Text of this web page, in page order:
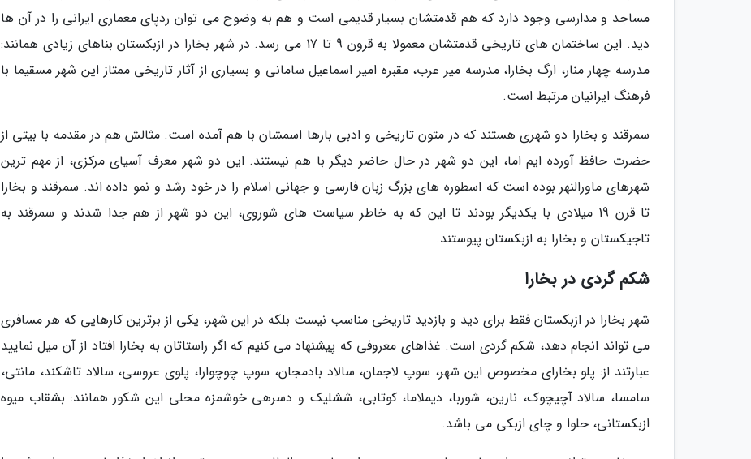
مساجد و مدارسی وجود دارد که هم قدمتشان بسیار قدیمی است و هم به وضوح می توان ردپای معماری ایرانی را در آن ها
دید. این ساختمان های تاریخی قدمتشان معمولا به قرون 9 تا 17 می رسد. در شهر بخارا در ازبکستان بناهای زیادی همانند:
مدرسه چهار منار، ارگ بخارا، مدرسه میر عرب، مقبره امیر اسماعیل سامانی و بسیاری از آثار تاریخی ممتاز این شهر مسقیما با
فرهنگ ایرانیان مرتبط است.
سمرقند و بخارا دو شهری هستند که در متون تاریخی و ادبی بارها اسمشان با هم آمده است. مثالش هم در مقدمه با بیتی از
حضرت حافظ آورده ایم اما، این دو شهر در حال حاضر دیگر با هم نیستند. این دو شهر معرف آسیای مرکزی، از مهم ترین
شهرهای ماورالنهر بوده است که اسطوره های بزرگ زبان فارسی و جهانی اسلام را در خود رشد و نمو داده اند. سمرقند و بخارا
تا قرن 19 میلادی با یکدیگر بودند تا این که به خاطر سیاست های شوروی، این دو شهر از هم جدا شدند و سمرقند به
تاجیکستان و بخارا به ازبکستان پیوستند.
شکم گردی در بخارا
شهر بخارا در ازبکستان فقط برای دید و بازدید تاریخی مناسب نیست بلکه در این شهر، یکی از برترین کارهایی که هر مسافری
می تواند انجام دهد، شکم گردی است. غذاهای معروفی که پیشنهاد می کنیم که اگر راستاتان به بخارا افتاد از آن میل نمایید
عبارتند از: پلو بخارای مخصوص این شهر، سوپ لاجمان، سالاد بادمجان، سوپ چوچوارا، پلوی عروسی، سالاد تاشکند، مانتی،
سامسا، سالاد آچیچوک، نارین، شوربا، دیملاما، کوتابی، ششلیک و دسرهی خوشمزه محلی این شکور همانند: بشقاب میوه
ازبکستانی، حلوا و چای ازبکی می باشد.